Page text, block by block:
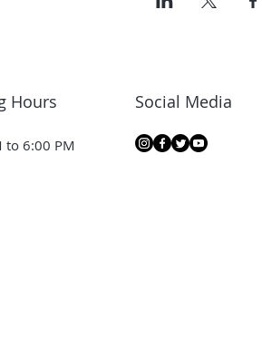
Hours
to 6:00 PM
Social Media